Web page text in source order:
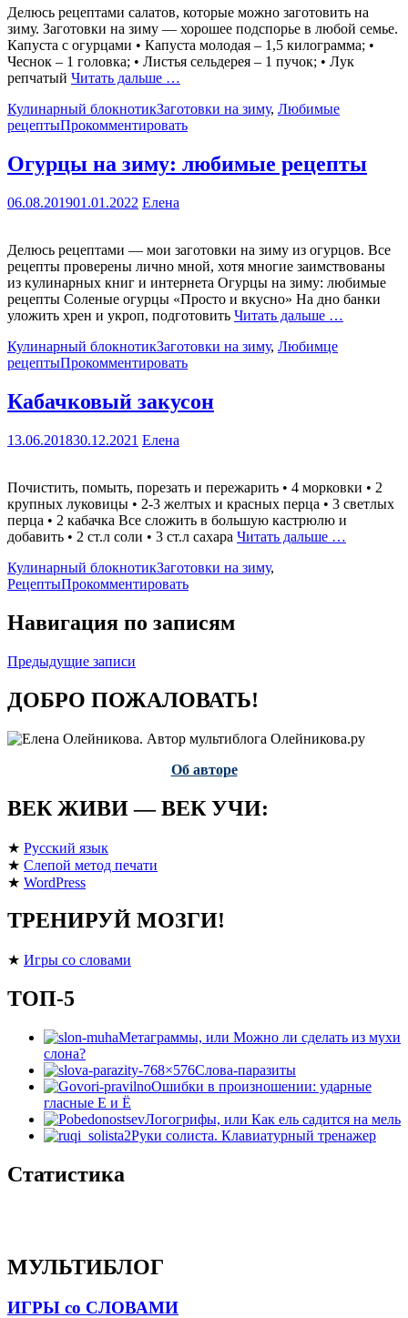
Делюсь рецептами салатов, которые можно заготовить на
зиму. Заготовки на зиму — хорошее подспорье в любой семье.
Капуста с огурцами • Капуста молодая – 1,5 килограмма; •
Чеснок – 1 головка; • Листья сельдерея – 1 пучок; • Лук
репчатый Читать дальше …
Кулинарный блокнотикЗаготовки на зиму, Любимые
рецептыПрокомментировать
Огурцы на зиму: любимые рецепты
06.08.201901.01.2022 Елена
Делюсь рецептами — мои заготовки на зиму из огурцов. Все
рецепты проверены лично мной, хотя многие заимствованы
из кулинарных книг и интернета Огурцы на зиму: любимые
рецепты Соленые огурцы «Просто и вкусно» На дно банки
уложить хрен и укроп, подготовить Читать дальше …
Кулинарный блокнотикЗаготовки на зиму, Любимце
рецептыПрокомментировать
Кабачковый закусон
13.06.201830.12.2021 Елена
Почистить, помыть, порезать и пережарить • 4 морковки • 2
крупных луковицы • 2-3 желтых и красных перца • 3 светлых
перца • 2 кабачка Все сложить в большую кастрюлю и
добавить • 2 ст.л соли • 3 ст.л сахара Читать дальше …
Кулинарный блокнотикЗаготовки на зиму,
РецептыПрокомментировать
Навигация по записям
Предыдущие записи
ДОБРО ПОЖАЛОВАТЬ!
Об авторе
ВЕК ЖИВИ — ВЕК УЧИ:
★ Русский язык
★ Слепой метод печати
★ WordPress
ТРЕНИРУЙ МОЗГИ!
★ Игры со словами
ТОП-5
Метаграммы, или Можно ли сделать из мухи
слона?
Слова-паразиты
Ошибки в произношении: ударные
гласные Е и Ё
Логогрифы, или Как ель садится на мель
Руки солиста. Клавиатурный тренажер
Статистика
МУЛЬТИБЛОГ
ИГРЫ со СЛОВАМИ